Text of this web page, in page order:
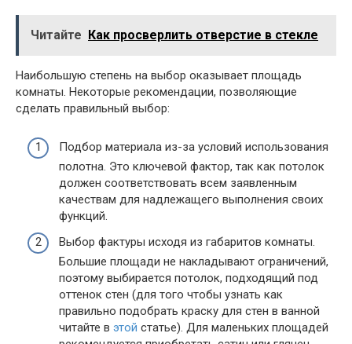
Читайте Как просверлить отверстие в стекле
Наибольшую степень на выбор оказывает площадь
комнаты. Некоторые рекомендации, позволяющие
сделать правильный выбор:
Подбор материала из-за условий использования
полотна. Это ключевой фактор, так как потолок
должен соответствовать всем заявленным
качествам для надлежащего выполнения своих
функций.
Выбор фактуры исходя из габаритов комнаты.
Большие площади не накладывают ограничений,
поэтому выбирается потолок, подходящий под
оттенок стен (для того чтобы узнать как
правильно подобрать краску для стен в ванной
читайте в этой статье). Для маленьких площадей